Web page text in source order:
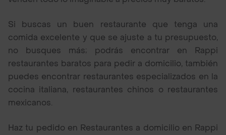
Si buscas un buen restaurante que tenga una
comida excelente y que se ajuste a tu presupuesto,
no busques más; podrás encontrar en Rappi
restaurantes baratos para pedir a domicilio, también
puedes encontrar restaurantes especializados en la
cocina italiana, restaurantes chinos o restaurantes
mexicanos.
Haz tu pedido en Restaurantes a domicilio en Rappi